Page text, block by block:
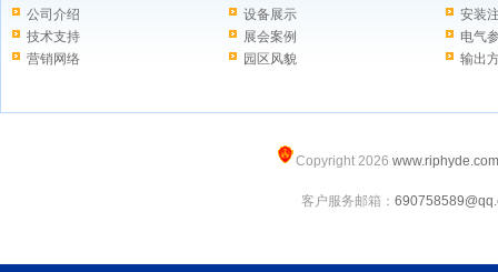
公司介绍
技术支持
营销网络
设备展示
展会案例
园区风貌
安装
电气
输出
Copyright 2026 www.riphyde.com
客户服务邮箱：